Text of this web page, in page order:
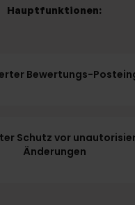
Hauptfunktionen:
Bewertungs-
Schutz vor
Änderungen